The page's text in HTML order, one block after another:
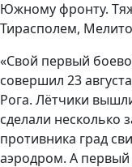
Южному фронту.
Тирасполем,
«Свой первый
совершил 23
Рога. Лётчики
сделали несколько
противника град
аэродром. А